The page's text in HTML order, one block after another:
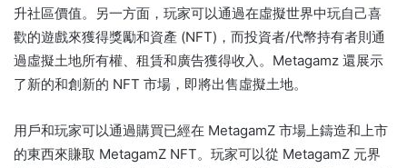
升社區價值。
另一方面，玩家可以通過在虛擬世界中玩自己喜
歡的遊戲來獲得獎勵和資產 (NFT)，而投資者/代幣持有者則通
過虛擬土地所有權、租賃和廣告獲得收入。 Metagamz 還展示
了新的和創新的 NFT 市場，即將出售虛擬土地。
用戶和玩家可以通過購買已經在 MetagamZ 市場上鑄造和上市
的東西來賺取 MetagamZ NFT。 玩家可以從 MetagamZ 元界